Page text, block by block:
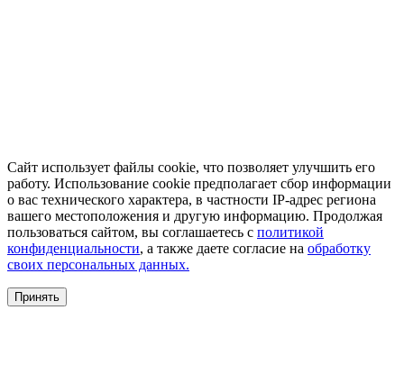
Сайт использует файлы cookie, что позволяет улучшить его
работу. Использование cookie предполагает сбор информации
о вас технического характера, в частности IP-адрес региона
вашего местоположения и другую информацию. Продолжая
пользоваться сайтом, вы соглашаетесь с политикой
конфиденциальности, а также даете согласие на обработку
своих персональных данных.
Принять